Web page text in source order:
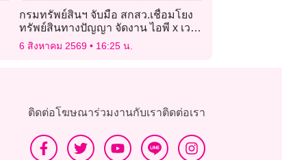
กรมทรัพย์สินฯ จับมือ สกสว.เชื่อมโยง
ทรัพย์สินทางปัญญา จัดงาน ไอพี x เวน
เจอร์ ไรส์ ไทยแลนด์ฯ
6 สิงหาคม 2569 16:25 น.
ติดต่อโฆษณาร่วมงานกับเราติดต่อเรา